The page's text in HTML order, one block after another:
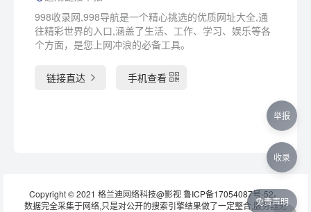
998收录网,998导航是一个精心挑选的优质网址大全,通
往精彩世界的入口,涵盖了生活、工作、学习、娱乐等各
个方面，是您上网冲浪的必备工具。
链接直达 手机查看
Copyright © 2021 格兰迪网络科技@影视鲁ICP备17054087号-52。
数据完全采集于网络,只是对公开的搜索引擎结果做了一定整合,服务器无
免责声明
举报
收录